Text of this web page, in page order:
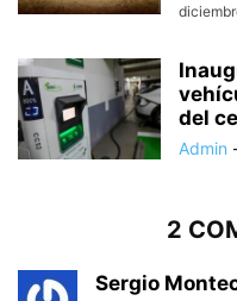
del
Admin
2
Sergio